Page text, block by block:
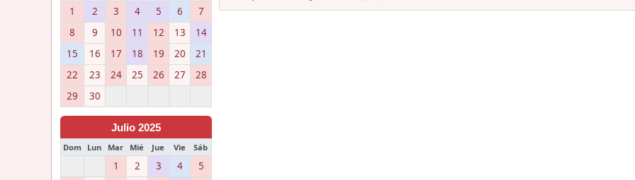
1 2 3 4 5 6
7
8
9 10 11 12 13
14
15
16 17 18 19 20
21
22
23 24 25 26 27
28
29
30
Julio 2025
Dom Lun Mar Mié Jue Vie Sáb
1 2 3 4 5